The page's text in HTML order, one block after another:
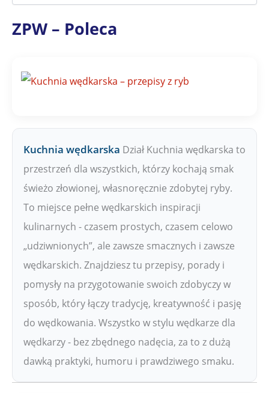
a
łZPW – Poleca
Kuchnia wędkarska Dział Kuchnia wędkarska to
przestrzeń dla wszystkich, którzy kochają smak
świeżo złowionej, własnoręcznie zdobytej ryby.
To miejsce pełne wędkarskich inspiracji
kulinarnych - czasem prostych, czasem celowo
„udziwnionych”, ale zawsze smacznych i zawsze
wędkarskich. Znajdziesz tu przepisy, porady i
pomysły na przygotowanie swoich zdobyczy w
sposób, który łączy tradycję, kreatywność i pasję
do wędkowania. Wszystko w stylu wędkarze dla
wędkarzy - bez zbędnego nadęcia, za to z dużą
dawką praktyki, humoru i prawdziwego smaku.